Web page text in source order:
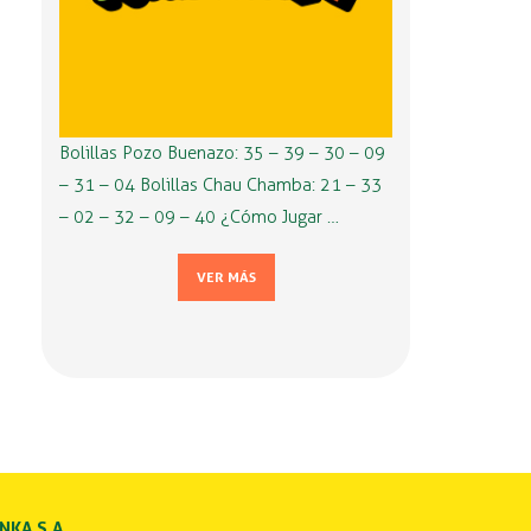
Bolillas Pozo Buenazo: 35 – 39 – 30 – 09
– 31 – 04 Bolillas Chau Chamba: 21 – 33
– 02 – 32 – 09 – 40 ¿Cómo Jugar …
VER MÁS